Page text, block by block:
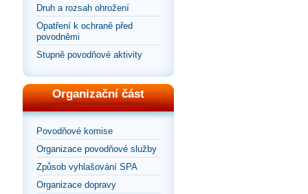
Druh a rozsah ohrožení
Opatření k ochraně před
povodněmi
Stupně povodňové aktivity
Organizační část
Povodňové komise
Organizace povodňové služby
Způsob vyhlašování SPA
Organizace dopravy